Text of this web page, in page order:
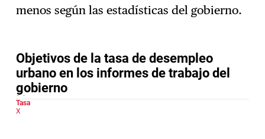
menos según las estadísticas del gobierno.